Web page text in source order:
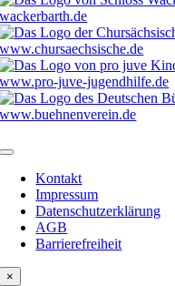
Kontakt
Impressum
Datenschutzerklärung
AGB
Barrierefreiheit
×